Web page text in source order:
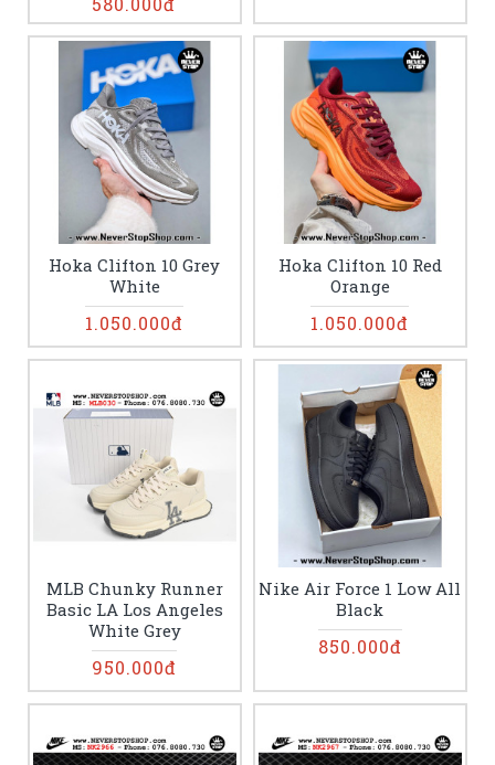
Hoka Clifton 10 Grey
White
1.050.000đ
Hoka Clifton 10 Red
Orange
1.050.000đ
MLB Chunky Runner
Basic LA Los Angeles
White Grey
950.000đ
Nike Air Force 1 Low All
Black
850.000đ